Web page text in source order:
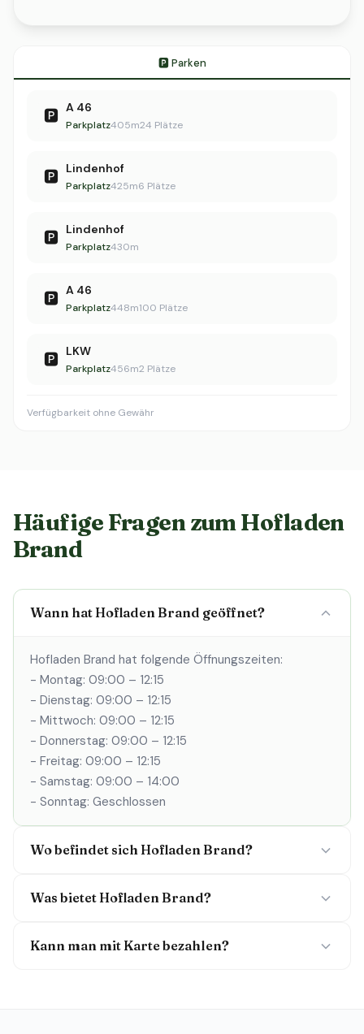
🅿️ Parken
🅿️ A 46
Parkplatz405m24 Plätze
🅿️ Lindenhof
Parkplatz425m6 Plätze
🅿️ Lindenhof
Parkplatz430m
🅿️ A 46
Parkplatz448m100 Plätze
🅿️ LKW
Parkplatz456m2 Plätze
Verfügbarkeit ohne Gewähr
Häufige Fragen zum Hofladen
Brand
Wann hat Hofladen Brand geöffnet?
Hofladen Brand hat folgende Öffnungszeiten:
- Montag: 09:00 – 12:15
- Dienstag: 09:00 – 12:15
- Mittwoch: 09:00 – 12:15
- Donnerstag: 09:00 – 12:15
- Freitag: 09:00 – 12:15
- Samstag: 09:00 – 14:00
- Sonntag: Geschlossen
Wo befindet sich Hofladen Brand?
Was bietet Hofladen Brand?
Kann man mit Karte bezahlen?